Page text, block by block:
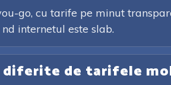
go, cu tarife pe minut
internetul este slab.
de tarifele